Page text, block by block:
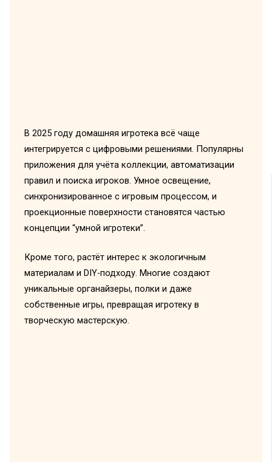
В 2025 году домашняя игротека всё чаще
интегрируется с цифровыми решениями. Популярны
приложения для учёта коллекции, автоматизации
правил и поиска игроков. Умное освещение,
синхронизированное с игровым процессом, и
проекционные поверхности становятся частью
концепции “умной игротеки”.
Кроме того, растёт интерес к экологичным
материалам и DIY-подходу. Многие создают
уникальные органайзеры, полки и даже
собственные игры, превращая игротеку в
творческую мастерскую.